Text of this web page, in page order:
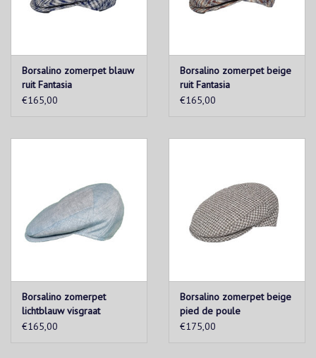
Borsalino zomerpet blauw
ruit Fantasia
€165,00
Borsalino zomerpet beige
ruit Fantasia
€165,00
Borsalino zomerpet
lichtblauw visgraat
€165,00
Borsalino zomerpet beige
pied de poule
€175,00